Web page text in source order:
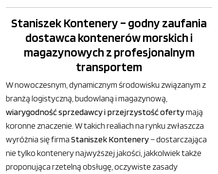
Staniszek Kontenery – godny zaufania
dostawca kontenerów morskich i
magazynowych z profesjonalnym
transportem
W nowoczesnym, dynamicznym środowisku związanym z
branżą logistyczną, budowlaną i magazynową,
wiarygodność sprzedawcy i przejrzystość ofertymają
koronne znaczenie. W takich realiach na rynku zwłaszcza
wyróżnia się firmaStaniszek Kontenery– dostarczająca
nie tylko kontenery najwyższej jakości, jakkolwiek także
proponująca rzetelną obsługę, oczywiste zasady